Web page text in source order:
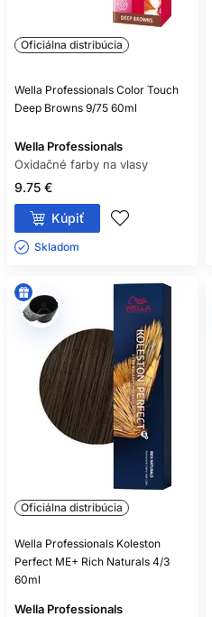
Oficiálna distribúcia
Wella Professionals Color Touch
Deep Browns 9/75 60ml
Wella Professionals
Oxidačné farby na vlasy
9.75 €
Kúpiť
Skladom ㅤ
Oficiálna distribúcia
Wella Professionals Koleston
Perfect ME+ Rich Naturals 4/3
60ml
Wella Professionals